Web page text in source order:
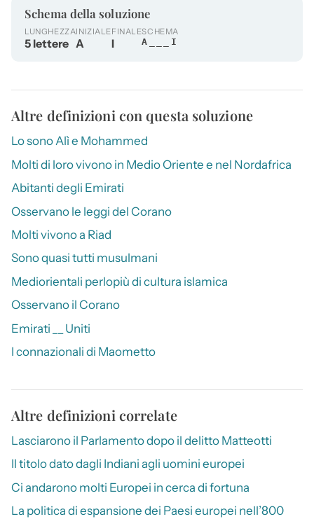
Schema della soluzione
LUNGHEZZA
5 lettere
INIZIALE
A
FINALE
I
SCHEMA
A___I
Altre definizioni con questa soluzione
Lo sono Alì e Mohammed
Molti di loro vivono in Medio Oriente e nel Nordafrica
Abitanti degli Emirati
Osservano le leggi del Corano
Molti vivono a Riad
Sono quasi tutti musulmani
Mediorientali perlopiù di cultura islamica
Osservano il Corano
Emirati __ Uniti
I connazionali di Maometto
Altre definizioni correlate
Lasciarono il Parlamento dopo il delitto Matteotti
Il titolo dato dagli Indiani agli uomini europei
Ci andarono molti Europei in cerca di fortuna
La politica di espansione dei Paesi europei nell’800